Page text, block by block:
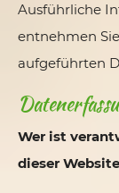
Ausführliche
entnehmen
aufgeführten
Wer ist
dieser